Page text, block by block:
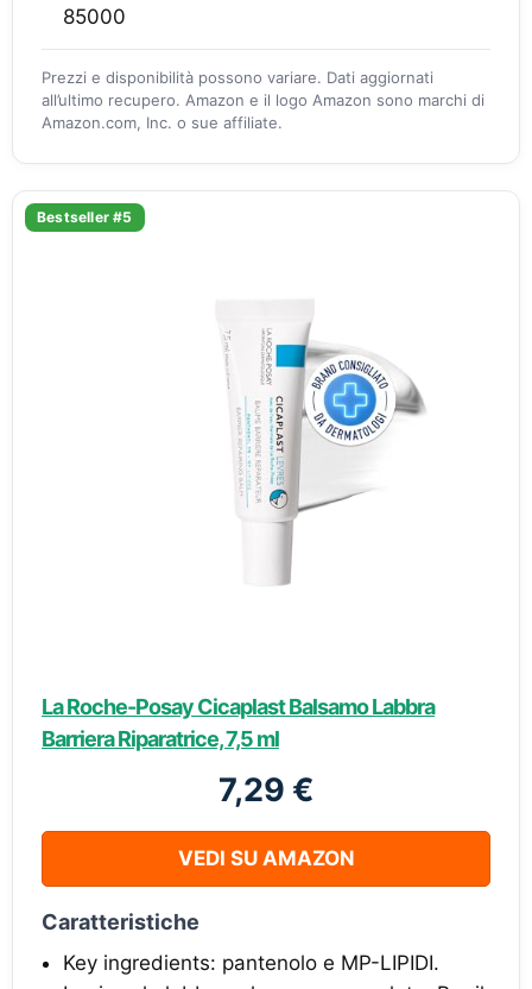
85000
Prezzi e disponibilità possono variare. Dati aggiornati
all’ultimo recupero. Amazon e il logo Amazon sono marchi di
Amazon.com, Inc. o sue affiliate.
Bestseller #5
La Roche-Posay Cicaplast Balsamo Labbra
Barriera Riparatrice, 7,5 ml
7,29 €
VEDI SU AMAZON
Caratteristiche
Key ingredients: pantenolo e MP-LIPIDI.